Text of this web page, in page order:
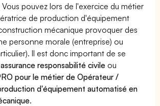
pouvez lors de l'exercice du métier
de production d'équipement
mécanique provoquer des
personne morale (entreprise) ou
Il est donc important de se
assurance responsabilité civile ou
pour le métier de Opérateur /
d'équipement automatisé en
.